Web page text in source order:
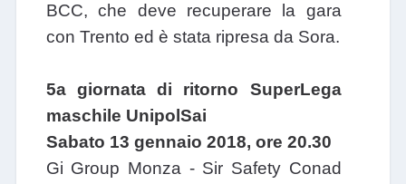
BCC, che deve recuperare la gara
con Trento ed è stata ripresa da Sora.
5a giornata di ritorno SuperLega
maschile UnipolSai
Sabato 13 gennaio 2018, ore 20.30
Gi Group Monza - Sir Safety Conad